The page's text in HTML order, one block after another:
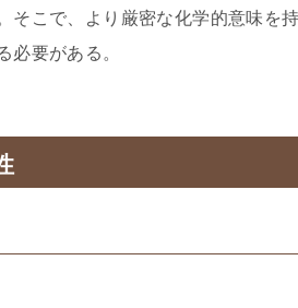
こで、より厳密な化学的意味を
必要がある。